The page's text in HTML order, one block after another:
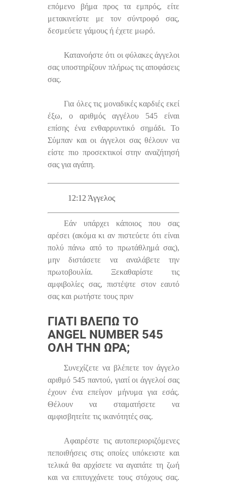
επόμενο βήμα προς τα εμπρός, είτε
μετακινείστε με τον σύντροφό σας,
δεσμεύετε γάμους ή έχετε μωρό.
Κατανοήστε ότι οι φύλακες άγγελοι
σας υποστηρίζουν πλήρως τις αποφάσεις
σας.
Για όλες τις μοναδικές καρδιές εκεί
έξω, ο αριθμός αγγέλου 545 είναι
επίσης ένα ενθαρρυντικό σημάδι. Το
Σύμπαν και οι άγγελοι σας θέλουν να
είστε πιο προσεκτικοί στην αναζήτησή
σας για αγάπη.
12:12 Άγγελος
Εάν υπάρχει κάποιος που σας
αρέσει (ακόμα κι αν πιστεύετε ότι είναι
πολύ πάνω από το πρωτάθλημά σας),
μην διστάσετε να αναλάβετε την
πρωτοβουλία. Ξεκαθαρίστε τις
αμφιβολίες σας, πιστέψτε στον εαυτό
σας και ρωτήστε τους πριν
ΓΙΑΤΊ ΒΛΈΠΩ ΤΟ
ANGEL NUMBER 545
ΌΛΗ ΤΗΝ ΏΡΑ;
Συνεχίζετε να βλέπετε τον άγγελο
αριθμό 545 παντού, γιατί οι άγγελοί σας
έχουν ένα επείγον μήνυμα για εσάς.
Θέλουν να σταματήσετε να
αμφισβητείτε τις ικανότητές σας.
Αφαιρέστε τις αυτοπεριοριζόμενες
πεποιθήσεις στις οποίες υπόκειστε και
τελικά θα αρχίσετε να αγαπάτε τη ζωή
και να επιτυγχάνετε τους στόχους σας.